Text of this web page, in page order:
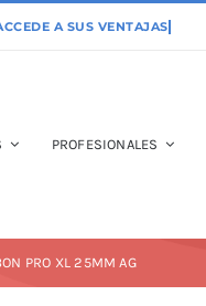
PROFESIONALES
PRO XL 25MM AG